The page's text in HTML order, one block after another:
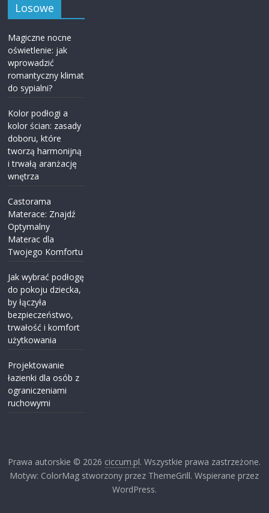
Losowe
Magiczne nocne
oświetlenie: jak
wprowadzić
romantyczny klimat
do sypialni?
Kolor podłogi a
kolor ścian: zasady
doboru, które
tworzą harmonijną
i trwałą aranżację
wnętrza
Castorama
Materace: Znajdź
Optymalny
Materac dla
Twojego Komfortu
Jak wybrać podłogę
do pokoju dziecka,
by łączyła
bezpieczeństwo,
trwałość i komfort
użytkowania
Projektowanie
łazienki dla osób z
ograniczeniami
ruchowymi
Prawa autorskie © 2026 ciccum.pl. Wszystkie prawa zastrzeżone.
Motyw: ColorMag stworzony przez ThemeGrill. Wspierane przez
WordPress.